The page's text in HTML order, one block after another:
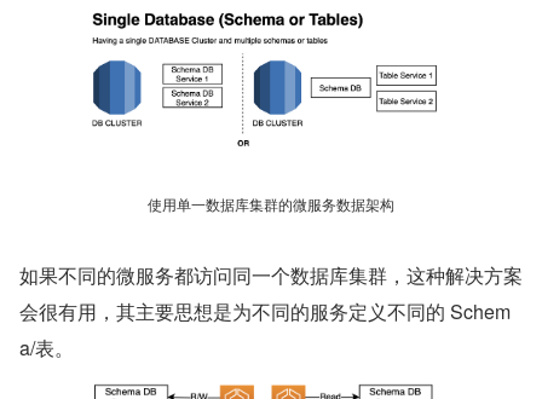
使用单一数据库集群的微服务数据架构
如果不同的微服务都访问同一个数据库集群，这种解决方案
会很有用，其主要思想是为不同的服务定义不同的 Schem
a/表。